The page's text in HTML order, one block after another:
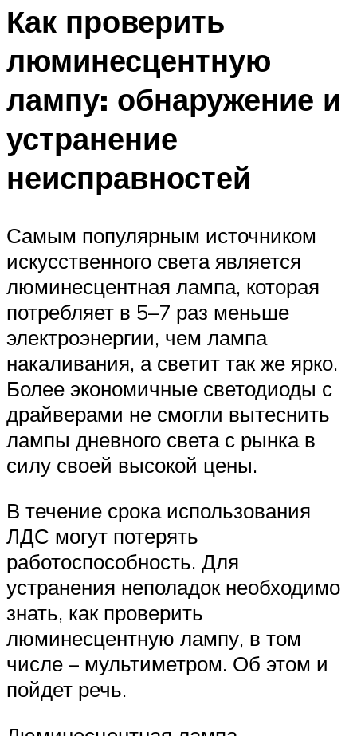
Как проверить
люминесцентную
лампу: обнаружение и
устранение
неисправностей
Самым популярным источником
искусственного света является
люминесцентная лампа, которая
потребляет в 5–7 раз меньше
электроэнергии, чем лампа
накаливания, а светит так же ярко.
Более экономичные светодиоды с
драйверами не смогли вытеснить
лампы дневного света с рынка в
силу своей высокой цены.
В течение срока использования
ЛДС могут потерять
работоспособность. Для
устранения неполадок необходимо
знать, как проверить
люминесцентную лампу, в том
числе – мультиметром. Об этом и
пойдет речь.